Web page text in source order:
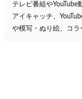
テレビ番組や
アイキャッチ、
や模写・ぬり絵、コラ